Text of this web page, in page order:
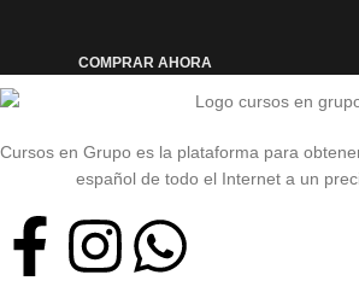
COMPRAR AHORA
Cursos en Grupo es la plataforma para
español de todo el Internet a un